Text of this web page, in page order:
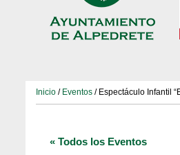
Inicio / Eventos / Espectáculo Infantil
« Todos los Eventos